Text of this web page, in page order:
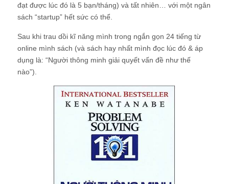
đạt được lúc đó là 5 bạn/tháng) và tất nhiên… với một ngân
sách “startup” hết sức có thể.
Sau khi trau dồi kĩ năng mình trong ngắn gọn 24 tiếng từ
online mình sách (và sách hay nhất mình đọc lúc đó & áp
dụng là: “Người thông minh giải quyết vấn đề như thế
nào”).